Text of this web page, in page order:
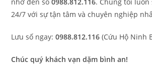
24/7 với sự tận tâm và chuyên nghiệp
Lưu số ngay:0988.812.116 (Cứu Hộ Ninh
Chúc quý khách vạn dặm bình an!